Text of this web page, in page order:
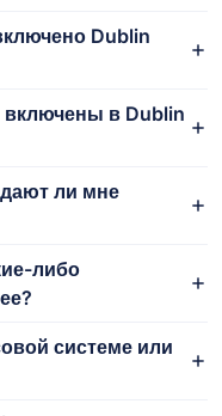
Dublin
включены в Dublin
ли мне
либо
системе или